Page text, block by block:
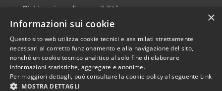
Dichiarazione di accessibilità
RSS
Accessibilità
Privacy
Copyright © 2026 • Comune di
Scarperia e San Piero •
Powered byMunicipium•
×
Informazioni sui cookie
Questo sito web utilizza cookie tecnici e assimilati strettamente
necessari al corretto funzionamento e alla navigazione del sito,
nonché un cookie tecnico analitico al solo fine di elaborare
informazioni statistiche, aggregate e anonime.
Per maggiori dettagli, può consultare la cookie policy al seguente Link
MOSTRA DETTAGLI